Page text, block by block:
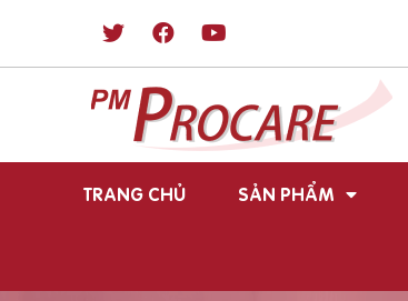
TRANG CHỦ SẢN PHẨM